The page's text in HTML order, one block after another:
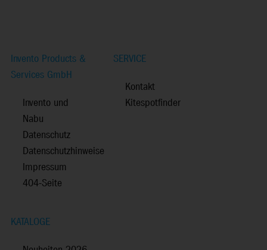
Invento Products &
Services GmbH
Invento und
Nabu
Datenschutz
Datenschutzhinweise
Impressum
404-Seite
SERVICE
Kontakt
Kitespotfinder
KATALOGE